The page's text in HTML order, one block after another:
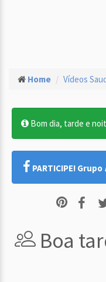
Home Vídeos
Bom dia, tarde e
PARTICIPE! Grupo
Boa